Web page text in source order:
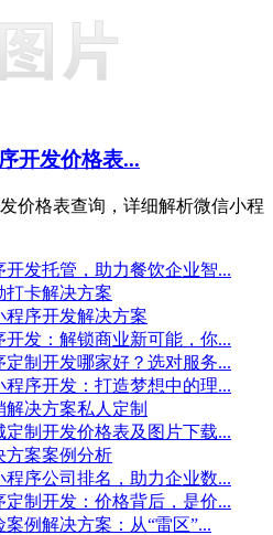
开发价格表...
价格表查询，详细解析微信小程
发托管，助力餐饮企业智...
打卡解决方案
程序开发解决方案
发：解锁商业新可能，你...
制开发哪家好？选对服务...
程序开发：打造梦想中的理...
决方案私人定制
制开发价格表及图片下载...
方案案例分析
序公司排名，助力企业数...
制开发：价格背后，是价...
例解决方案：从“雷区”...